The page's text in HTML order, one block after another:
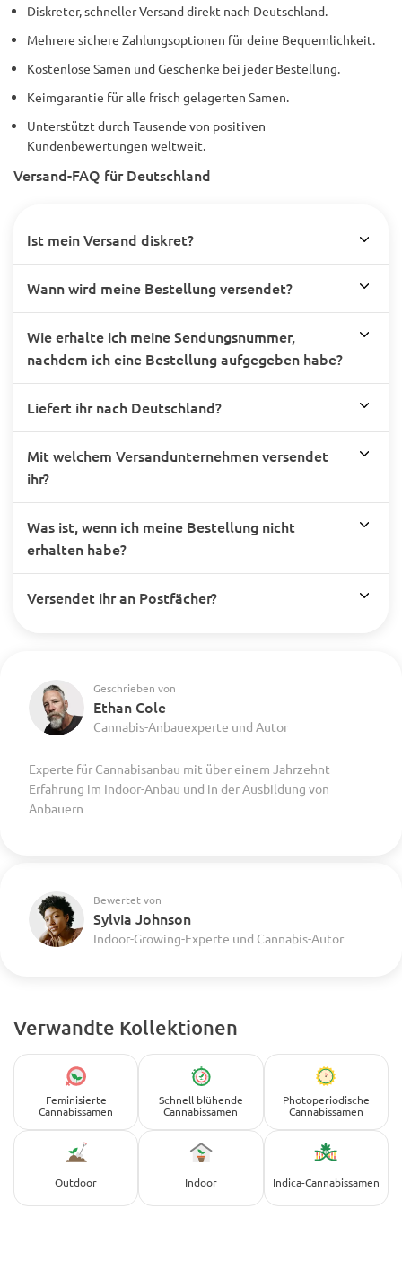
Diskreter, schneller Versand direkt nach Deutschland.
Mehrere sichere Zahlungsoptionen für deine Bequemlichkeit.
Kostenlose Samen und Geschenke bei jeder Bestellung.
Keimgarantie für alle frisch gelagerten Samen.
Unterstützt durch Tausende von positiven
Kundenbewertungen weltweit.
Versand-FAQ für Deutschland
Ist mein Versand diskret?
Wann wird meine Bestellung versendet?
Wie erhalte ich meine Sendungsnummer,
nachdem ich eine Bestellung aufgegeben habe?
Liefert ihr nach Deutschland?
Mit welchem Versandunternehmen versendet
ihr?
Was ist, wenn ich meine Bestellung nicht
erhalten habe?
Versendet ihr an Postfächer?
Geschrieben von
Ethan Cole
Cannabis-Anbauexperte und Autor
Experte für Cannabisanbau mit über einem Jahrzehnt
Erfahrung im Indoor-Anbau und in der Ausbildung von
Anbauern
Bewertet von
Sylvia Johnson
Indoor-Growing-Experte und Cannabis-Autor
Verwandte Kollektionen
Feminisierte
Cannabissamen
Schnell blühende
Cannabissamen
Photoperiodische
Cannabissamen
Outdoor Indoor Indica-Cannabissamen